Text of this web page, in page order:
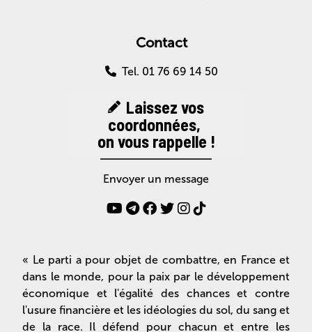
Contact
Tel. 01 76 69 14 50
Laissez vos
coordonnées,
on vous rappelle !
Envoyer un message
« Le parti a pour objet de combattre, en France et
dans le monde, pour la paix par le développement
économique et l'égalité des chances et contre
l'usure financière et les idéologies du sol, du sang et
de la race. Il défend pour chacun et entre les